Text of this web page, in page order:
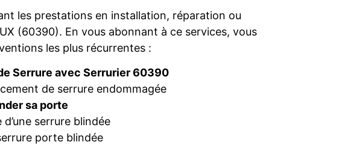
les prestations en installation, réparation ou
(60390). En vous abonnant à ce services, vous
les plus récurrentes :
Serrure avec Serrurier 60390
de serrure endommagée
sa porte
d’une serrure blindée
porte blindée